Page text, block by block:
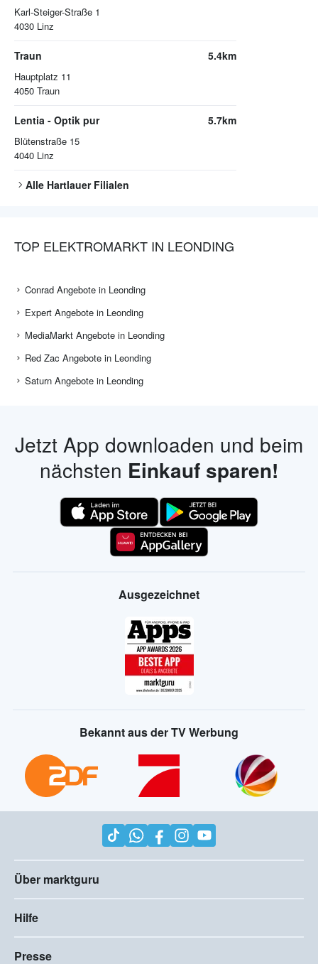
Karl-Steiger-Straße 1
4030 Linz
Traun
Hauptplatz 11
4050 Traun
5.4km
Lentia - Optik pur
Blütenstraße 15
4040 Linz
5.7km
Alle HartlauerFilialen
TOP ELEKTROMARKT IN LEONDING
Conrad Angebote in Leonding
Expert Angebote in Leonding
MediaMarkt Angebote in Leonding
Red Zac Angebote in Leonding
Saturn Angebote in Leonding
Jetzt App downloaden und beim
nächsten Einkauf sparen!
Ausgezeichnet
Bekannt aus der TV Werbung
Über marktguru
Hilfe
Presse